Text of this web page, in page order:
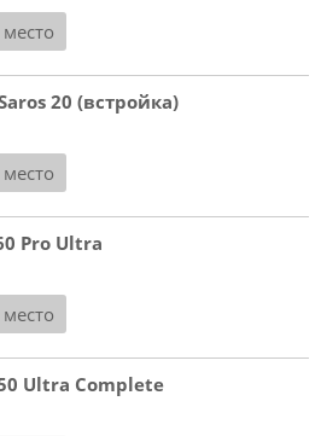
20 (встройка)
Pro Ultra
Ultra Complete